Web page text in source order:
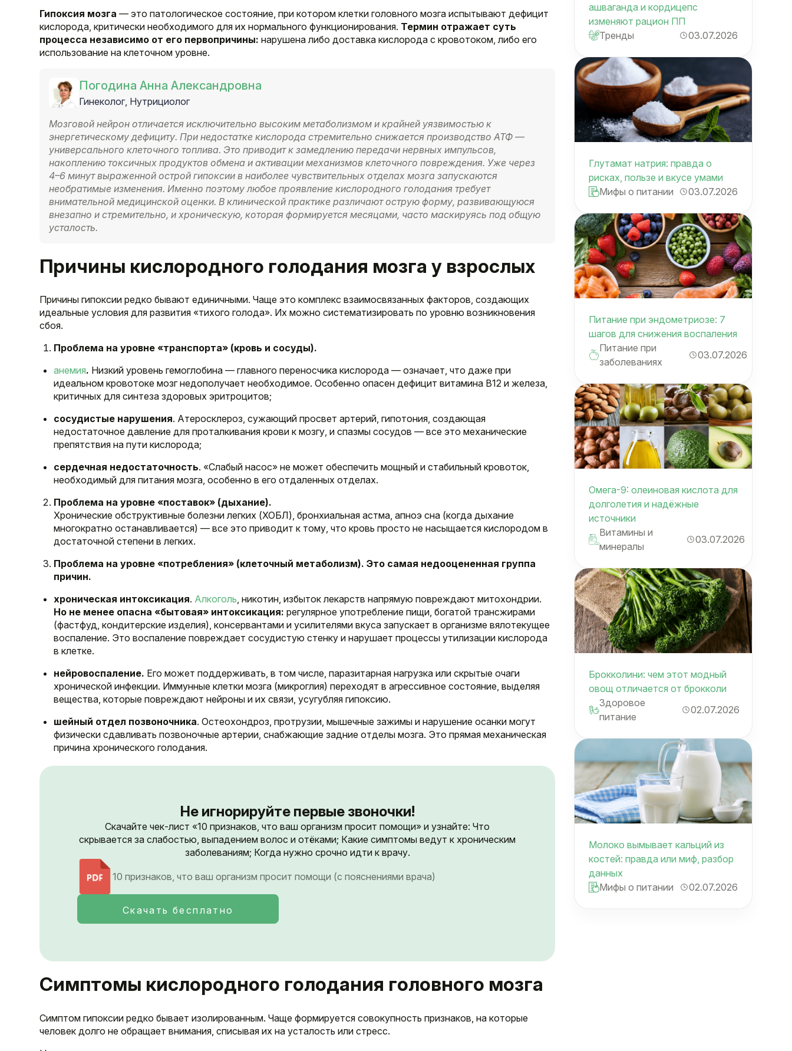
Гипоксия мозга — это патологическое состояние, при котором клетки головного мозга испытывают дефицит
кислорода, критически необходимого для их нормального функционирования. Термин отражает суть
процесса независимо от его первопричины: нарушена либо доставка кислорода с кровотоком, либо его
использование на клеточном уровне.
Погодина Анна Александровна
Гинеколог, Нутрициолог
Мозговой нейрон отличается исключительно высоким метаболизмом и крайней уязвимостью к
энергетическому дефициту. При недостатке кислорода стремительно снижается производство АТФ —
универсального клеточного топлива. Это приводит к замедлению передачи нервных импульсов,
накоплению токсичных продуктов обмена и активации механизмов клеточного повреждения. Уже через
4–6 минут выраженной острой гипоксии в наиболее чувствительных отделах мозга запускаются
необратимые изменения. Именно поэтому любое проявление кислородного голодания требует
внимательной медицинской оценки. В клинической практике различают острую форму, развивающуюся
внезапно и стремительно, и хроническую, которая формируется месяцами, часто маскируясь под общую
усталость.
Причины кислородного голодания мозга у взрослых
Причины гипоксии редко бывают единичными. Чаще это комплекс взаимосвязанных факторов, создающих
идеальные условия для развития «тихого голода». Их можно систематизировать по уровню возникновения
сбоя.
Проблема на уровне «транспорта» (кровь и сосуды).
анемия. Низкий уровень гемоглобина — главного переносчика кислорода — означает, что даже при
идеальном кровотоке мозг недополучает необходимое. Особенно опасен дефицит витамина B12 и железа,
критичных для синтеза здоровых эритроцитов;
сосудистые нарушения. Атеросклероз, сужающий просвет артерий, гипотония, создающая
недостаточное давление для проталкивания крови к мозгу, и спазмы сосудов — все это механические
препятствия на пути кислорода;
сердечная недостаточность. «Слабый насос» не может обеспечить мощный и стабильный кровоток,
необходимый для питания мозга, особенно в его отдаленных отделах.
Проблема на уровне «поставок» (дыхание).
Хронические обструктивные болезни легких (ХОБЛ), бронхиальная астма, апноэ сна (когда дыхание
многократно останавливается) — все это приводит к тому, что кровь просто не насыщается кислородом в
достаточной степени в легких.
Проблема на уровне «потребления» (клеточный метаболизм). Это самая недооцененная группа
причин.
хроническая интоксикация. Алкоголь, никотин, избыток лекарств напрямую повреждают митохондрии.
Но не менее опасна «бытовая» интоксикация: регулярное употребление пищи, богатой трансжирами
(фастфуд, кондитерские изделия), консервантами и усилителями вкуса запускает в организме вялотекущее
воспаление. Это воспаление повреждает сосудистую стенку и нарушает процессы утилизации кислорода
в клетке.
нейровоспаление. Его может поддерживать, в том числе, паразитарная нагрузка или скрытые очаги
хронической инфекции. Иммунные клетки мозга (микроглия) переходят в агрессивное состояние, выделяя
вещества, которые повреждают нейроны и их связи, усугубляя гипоксию.
шейный отдел позвоночника. Остеохондроз, протрузии, мышечные зажимы и нарушение осанки могут
физически сдавливать позвоночные артерии, снабжающие задние отделы мозга. Это прямая механическая
причина хронического голодания.
Не игнорируйте первые звоночки!
Скачайте чек-лист «10 признаков, что ваш организм просит помощи» и узнайте: Что
скрывается за слабостью, выпадением волос и отёками; Какие симптомы ведут к хроническим
заболеваниям; Когда нужно срочно идти к врачу.
10 признаков, что ваш организм просит помощи (с пояснениями врача)
Скачать бесплатно
Симптомы кислородного голодания головного мозга
Симптом гипоксии редко бывает изолированным. Чаще формируется совокупность признаков, на которые
человек долго не обращает внимания, списывая их на усталость или стресс.
ашваганда и кордицепс
изменяют рацион ПП
Тренды
03.07.2026
Глутамат натрия: правда о
рисках, пользе и вкусе умами
Мифы о питании
03.07.2026
Питание при эндометриозе: 7
шагов для снижения воспаления
Питание при
заболеваниях
03.07.2026
Омега-9: олеиновая кислота для
долголетия и надёжные
источники
Витамины и
минералы
03.07.2026
Брокколини: чем этот модный
овощ отличается от брокколи
Здоровое
питание
02.07.2026
Молоко вымывает кальций из
костей: правда или миф, разбор
данных
Мифы о питании
02.07.2026